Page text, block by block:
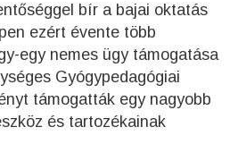
bír a bajai oktatás
ezért évente több
egy nemes ügy támogatása
Gyógypedagógiai
támogatták egy nagyobb
és tartozékainak